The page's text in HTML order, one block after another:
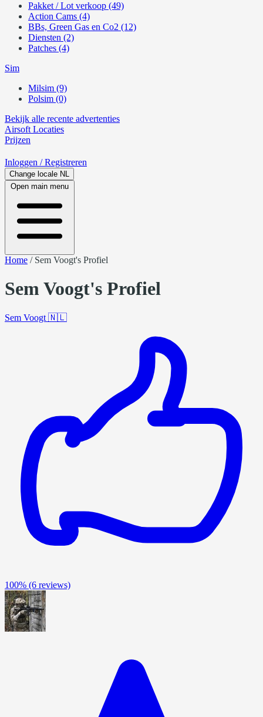
Pakket / Lot verkoop (49)
Action Cams (4)
BBs, Green Gas en Co2 (12)
Diensten (2)
Patches (4)
Sim
Milsim (9)
Polsim (0)
Bekijk alle recente advertenties
Airsoft Locaties
Prijzen
Inloggen / Registreren
Change locale NL
Open main menu
Home / Sem Voogt's Profiel
Sem Voogt's Profiel
Sem Voogt 🇳🇱
100% (6 reviews)